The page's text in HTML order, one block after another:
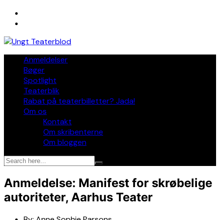
Skip
Anmeldelser
Bøger
Spotlight
Teaterblik
Rabat på teaterbilletter? Jada!
Om os
Kontakt
Om skribenterne
Om bloggen
Anmeldelse: Manifest for skrøbelige
autoriteter, Aarhus Teater